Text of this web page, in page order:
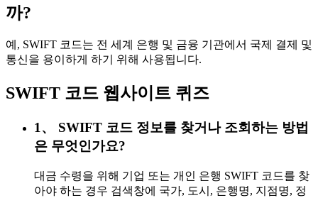
까?
예, SWIFT 코드는 전 세계 은행 및 금융 기관에서 국제 결제 및
통신을 용이하게 하기 위해 사용됩니다.
SWIFT 코드 웹사이트 퀴즈
1、 SWIFT 코드 정보를 찾거나 조회하는 방법
은 무엇인가요?
대금 수령을 위해 기업 또는 개인 은행 SWIFT 코드를 찾
아야 하는 경우 검색창에 국가, 도시, 은행명, 지점명, 정